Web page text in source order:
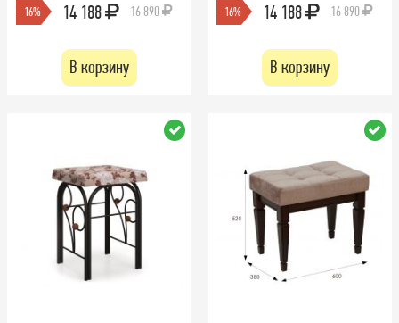
-16% 14 188 16 890
В корзину
-16% 14 188 16 890
В корзину